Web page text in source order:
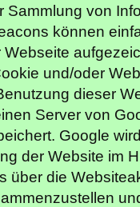
Sammlung von
können
und/oder
dieser
Server von
Google
der Website im
über die